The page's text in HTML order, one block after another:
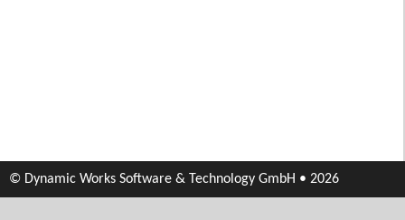
© Dynamic Works Software & Technology GmbH • 2026